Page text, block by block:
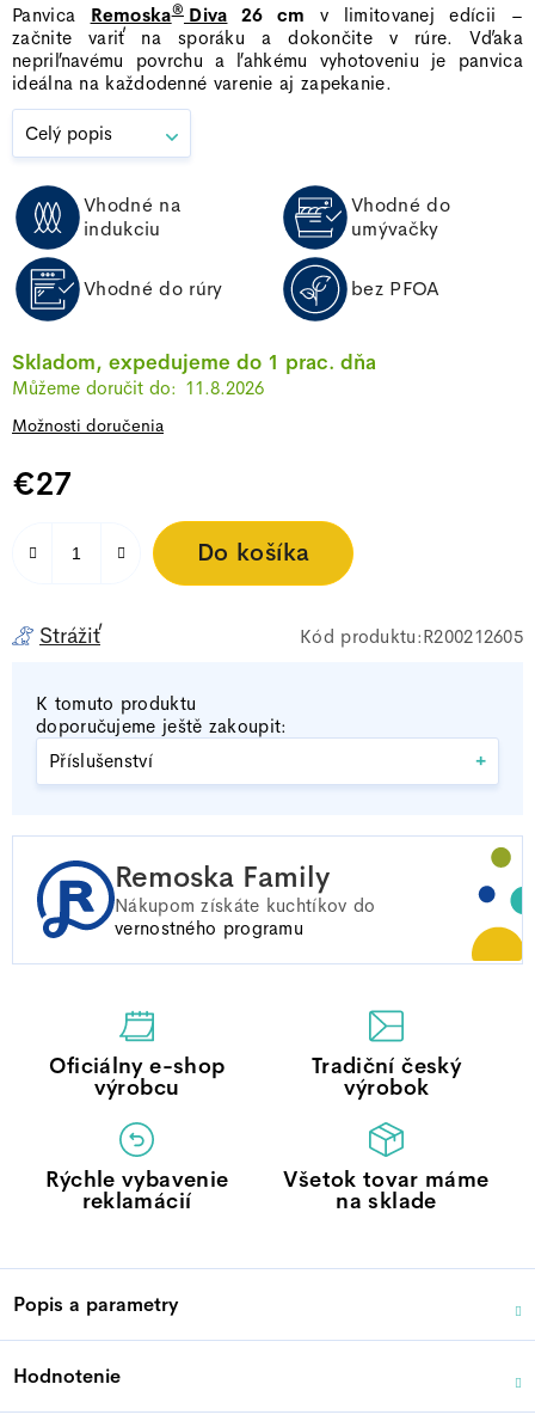
Panvica Remoska®Diva 26 cm v limitovanej edícii –
začnite variť na sporáku a dokončite v rúre. Vďaka
nepriľnavému povrchu a ľahkému vyhotoveniu je panvica
ideálna na každodenné varenie aj zapekanie.
Celý popis
Vhodné na
indukciu
Vhodné do
umývačky
Vhodné do rúry bez PFOA
Skladom, expedujeme do 1 prac. dňa
11.8.2026
Možnosti doručenia
€27
Jednotková cena:
Do košíka
Strážiť R200212605
K tomuto produktu
doporučujeme ještě zakoupit:
Příslušenství
+
Remoska Family
Nákupom získáte kuchtíkov do
vernostného programu
produktu
je
0,0
z
hviezdičiek.
Oficiálny e-shop
výrobcu
Tradiční český
výrobok
Rýchle vybavenie
reklamácií
Všetok tovar máme
na sklade
Popis a parametry
Hodnotenie